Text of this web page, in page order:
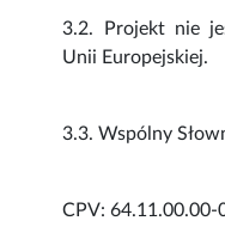
3.2. Projekt nie
Unii Europejskiej.
3.3. Wspólny
CPV: 64.11.00.00-